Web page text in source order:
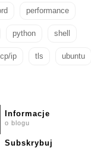
performance
python shell
ip tls ubuntu
Informacje
o blogu
Subskrybuj